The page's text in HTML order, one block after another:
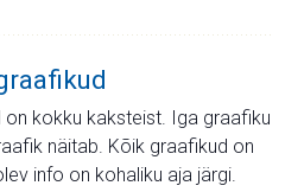
kokku kaksteist. Iga graafiku
näitab. Kõik graafikud on
info on kohaliku aja järgi.